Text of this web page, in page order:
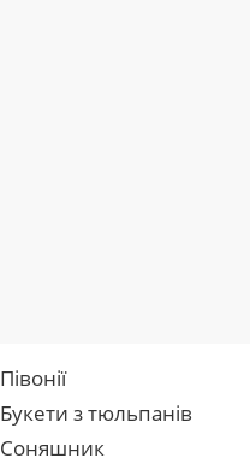
Півонії
Букети з тюльпанів
Соняшник